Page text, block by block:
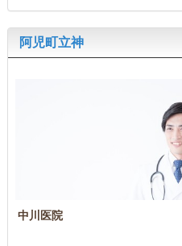
阿児町立神
中川医院